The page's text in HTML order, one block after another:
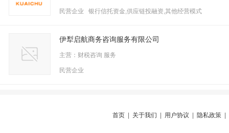
民营企业 银行信托资金,供应链投融资,其他经营模式
伊犁启航商务咨询服务有限公司
主营：财税咨询 服务
民营企业
首页 关于我们 用户协议 隐私政策